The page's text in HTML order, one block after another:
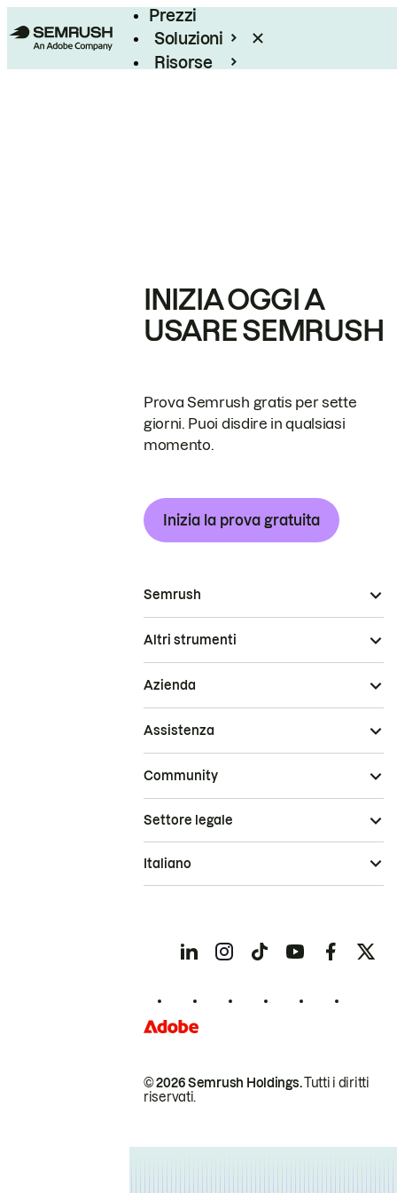
Prezzi
Soluzioni
Risorse
INIZIA OGGI A
USARE SEMRUSH
Prova Semrush gratis per sette
giorni. Puoi disdire in qualsiasi
momento.
Inizia la prova gratuita
Semrush
Altri strumenti
Azienda
Assistenza
Community
© 2026 Semrush Holdings.Tutti i diritti
riservati.
Settore legale
Italiano